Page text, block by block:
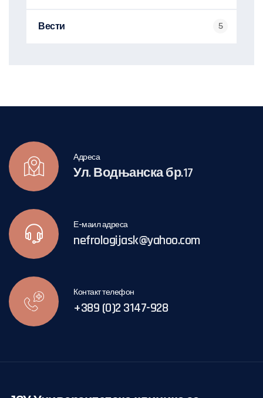
Вести 5
Адреса
Ул. Водњанска бр.17
Е-маил адреса
nefrologijask@yahoo.com
Контакт телефон
+389 (0)2 3147-928